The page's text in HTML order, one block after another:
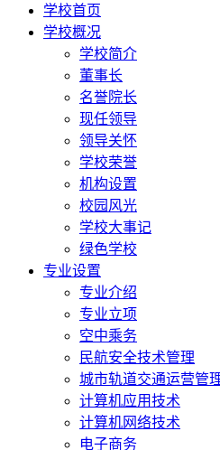
学校首页
学校概况
学校简介
董事长
名誉院长
现任领导
领导关怀
学校荣誉
机构设置
校园风光
学校大事记
绿色学校
专业设置
专业介绍
专业立项
空中乘务
民航安全技术管理
城市轨道交通运营管
计算机应用技术
计算机网络技术
电子商务